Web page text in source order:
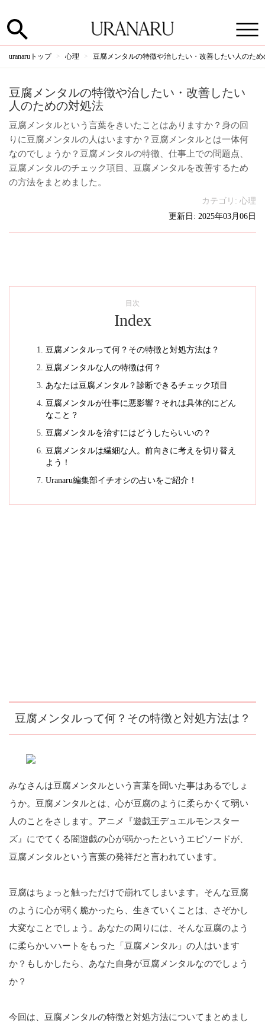
uranaruトップ 心理 豆腐メンタルの特徴や治したい・改善したい人のため
豆腐メンタルの特徴や治したい・改善したい
人のための対処法
豆腐メンタルという言葉をきいたことはありますか？身の回
りに豆腐メンタルの人はいますか？豆腐メンタルとは一体何
なのでしょうか？豆腐メンタルの特徴、仕事上での問題点、
豆腐メンタルのチェック項目、豆腐メンタルを改善するため
の方法をまとめました。
カテゴリ: 心理
更新日: 2025年03月06日
目次
Index
豆腐メンタルって何？その特徴と対処方法は？
豆腐メンタルな人の特徴は何？
あなたは豆腐メンタル？診断できるチェック項目
豆腐メンタルが仕事に悪影響？それは具体的にどん
なこと？
豆腐メンタルを治すにはどうしたらいいの？
豆腐メンタルは繊細な人。前向きに考えを切り替え
よう！
Uranaru編集部イチオシの占いをご紹介！
豆腐メンタルって何？その特徴と対処方法は？
みなさんは豆腐メンタルという言葉を聞いた事はあるでしょ
うか。豆腐メンタルとは、心が豆腐のように柔らかくて弱い
人のことをさします。アニメ『遊戯王デュエルモンスター
ズ』にでてくる闇遊戯の心が弱かったというエピソードが、
豆腐メンタルという言葉の発祥だと言われています。
豆腐はちょっと触っただけで崩れてしまいます。そんな豆腐
のように心が弱く脆かったら、生きていくことは、さぞかし
大変なことでしょう。あなたの周りには、そんな豆腐のよう
に柔らかいハートをもった「豆腐メンタル」の人はいます
か？もしかしたら、あなた自身が豆腐メンタルなのでしょう
か？
今回は、豆腐メンタルの特徴と対処方法についてまとめまし